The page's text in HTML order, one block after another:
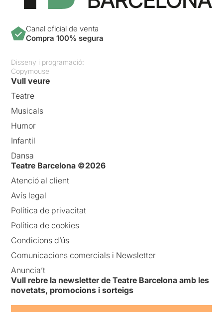
Canal oficial de venta
Compra 100% segura
Disseny i programació:
Copymouse
Vull veure
Teatre
Musicals
Humor
Infantil
Dansa
Teatre Barcelona ©2026
Atenció al client
Avís legal
Política de privacitat
Política de cookies
Condicions d’ús
Comunicacions comercials i Newsletter
Anuncia’t
Vull rebre la newsletter de Teatre Barcelona amb les
novetats, promocions i sorteigs